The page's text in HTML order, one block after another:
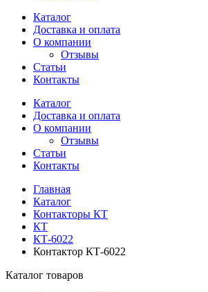
Каталог
Доставка и оплата
О компании
Отзывы
Статьи
Контакты
Каталог
Доставка и оплата
О компании
Отзывы
Статьи
Контакты
Главная
Каталог
Контакторы КТ
КТ
КТ-6022
Контактор КТ-6022
Каталог товаров